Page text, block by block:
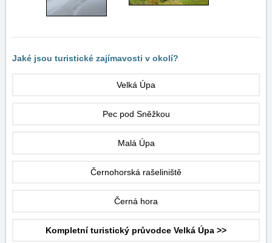
Jaké jsou turistické zajímavosti v okolí?
Velká Úpa
Pec pod Sněžkou
Malá Úpa
Černohorská rašeliniště
Černá hora
Kompletní turistický průvodce Velká Úpa >>